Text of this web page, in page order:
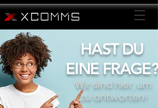
HAST DU
EINE FRAGE?
Wir sind hier, um
zu antworten!